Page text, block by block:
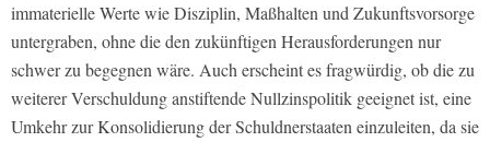
immaterielle Werte wie Disziplin, Maßhalten und Zukunftsvorsorge
untergraben, ohne die den zukünftigen Herausforderungen nur
schwer zu begegnen wäre. Auch erscheint es fragwürdig, ob die zu
weiterer Verschuldung anstiftende Nullzinspolitik geeignet ist, eine
Umkehr zur Konsolidierung der Schuldnerstaaten einzuleiten, da sie